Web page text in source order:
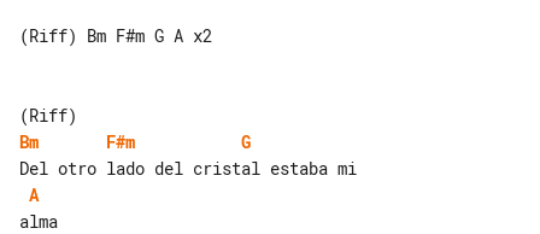
(Riff) Bm F#m G A x2
Bm
F#m
G
A